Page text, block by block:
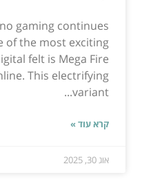
gaming continues
of the most exciting
felt is Mega Fire
This electrifying
variant...
קרא עוד »
אוג 30, 2025